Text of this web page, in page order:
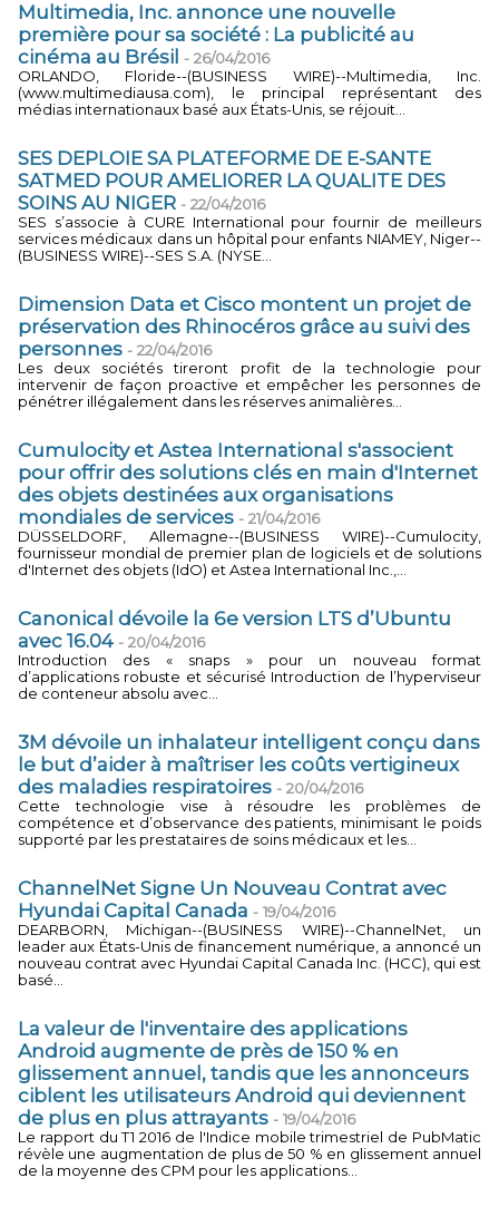
Multimedia, Inc. annonce une nouvelle
première pour sa société : La publicité au
cinéma au Brésil
- 26/04/2016
ORLANDO, Floride--(BUSINESS WIRE)--Multimedia, Inc.
(www.multimediausa.com), le principal représentant des
médias internationaux basé aux États-Unis, se réjouit...
SES DEPLOIE SA PLATEFORME DE E-SANTE
SATMED POUR AMELIORER LA QUALITE DES
SOINS AU NIGER - 22/04/2016
SES s’associe à CURE International pour fournir de meilleurs
services médicaux dans un hôpital pour enfants NIAMEY, Niger--
(BUSINESS WIRE)--SES S.A. (NYSE...
Dimension Data et Cisco montent un projet de
préservation des Rhinocéros grâce au suivi des
personnes - 22/04/2016
Les deux sociétés tireront profit de la technologie pour
intervenir de façon proactive et empêcher les personnes de
pénétrer illégalement dans les réserves animalières...
Cumulocity et Astea International s'associent
pour offrir des solutions clés en main d'Internet
des objets destinées aux organisations
mondiales de services - 21/04/2016
DÜSSELDORF, Allemagne--(BUSINESS WIRE)--Cumulocity,
fournisseur mondial de premier plan de logiciels et de solutions
d'Internet des objets (IdO) et Astea International Inc.,...
Canonical dévoile la 6e version LTS d’Ubuntu
avec 16.04 - 20/04/2016
Introduction des « snaps » pour un nouveau format
d’applications robuste et sécurisé Introduction de l’hyperviseur
de conteneur absolu avec...
3M dévoile un inhalateur intelligent conçu dans
le but d’aider à maîtriser les coûts vertigineux
des maladies respiratoires - 20/04/2016
Cette technologie vise à résoudre les problèmes de
compétence et d’observance des patients, minimisant le poids
supporté par les prestataires de soins médicaux et les...
ChannelNet Signe Un Nouveau Contrat avec
Hyundai Capital Canada - 19/04/2016
DEARBORN, Michigan--(BUSINESS WIRE)--ChannelNet, un
leader aux États-Unis de financement numérique, a annoncé un
nouveau contrat avec Hyundai Capital Canada Inc. (HCC), qui est
basé...
La valeur de l'inventaire des applications
Android augmente de près de 150 % en
glissement annuel, tandis que les annonceurs
ciblent les utilisateurs Android qui deviennent
de plus en plus attrayants - 19/04/2016
Le rapport du T1 2016 de l'Indice mobile trimestriel de PubMatic
révèle une augmentation de plus de 50 % en glissement annuel
de la moyenne des CPM pour les applications...